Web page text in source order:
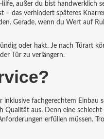
außer du bist handwerklich
– das verhindert späteres
Gerade, wenn du Wert auf
oder hakt. Je nach Türart
Tür zu verlängern.
inklusive fachgerechtem Einbau
aus. Denn eine schlecht
erfüllen müssen.